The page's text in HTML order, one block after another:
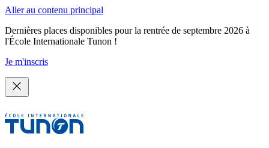
Aller au contenu principal
Dernières places disponibles pour la rentrée de septembre 2026 à
l'École Internationale Tunon !
Je m'inscris